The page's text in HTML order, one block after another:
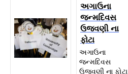
અગાઉના
જન્મદિવસ
ઉજવણી ના
ફોટા
અગાઉના
જન્મદિવસ
ઉજવણી ના ફોટા